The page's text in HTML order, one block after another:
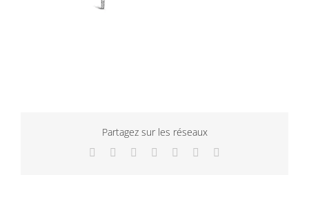
Partagez sur les réseaux
Facebook
TwitterLinkedInWhatsApp
TumblrPinterest